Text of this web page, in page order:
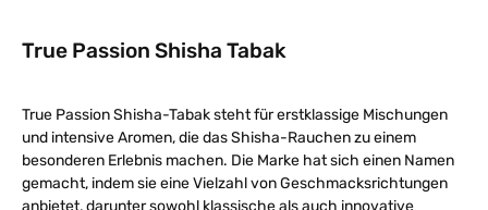
True Passion Shisha Tabak
True Passion Shisha-Tabak steht für erstklassige Mischungen
und intensive Aromen, die das Shisha-Rauchen zu einem
besonderen Erlebnis machen. Die Marke hat sich einen Namen
gemacht, indem sie eine Vielzahl von Geschmacksrichtungen